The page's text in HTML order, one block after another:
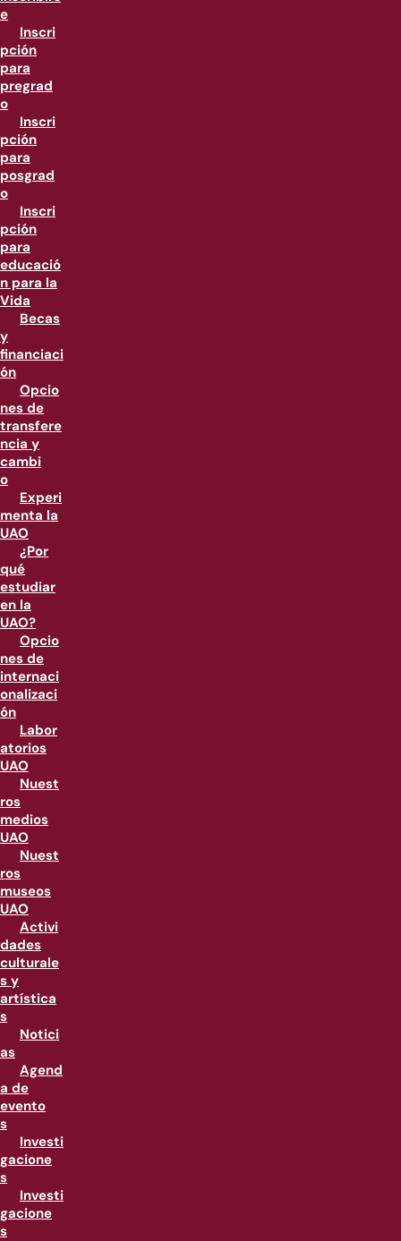
e
Inscri
pción
para
pregrad
o
Inscri
pción
para
posgrad
o
Inscri
pción
para
educació
n para la
Vida
Becas
y
financiaci
ón
Opcio
nes de
transfere
ncia y
cambi
o
Experi
menta la
UAO
¿Por
qué
estudiar
en la
UAO?
Opcio
nes de
internaci
onalizaci
ón
Labor
atorios
UAO
Nuest
ros
medios
UAO
Nuest
ros
museos
UAO
Activi
dades
culturale
s y
artística
s
Notici
as
Agend
a de
evento
s
Investi
gacione
s
Investi
gacione
s